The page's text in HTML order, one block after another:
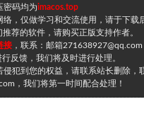
密码均为imacos.top
络，仅做学习和交流使用，请于下载
荐的软件，请购买正版支持作者。
接 ，联系：邮箱
反馈，我们将及时进行处理。
侵犯到您的权益，请联系站长删除，
，我们将第一时间配合处理！